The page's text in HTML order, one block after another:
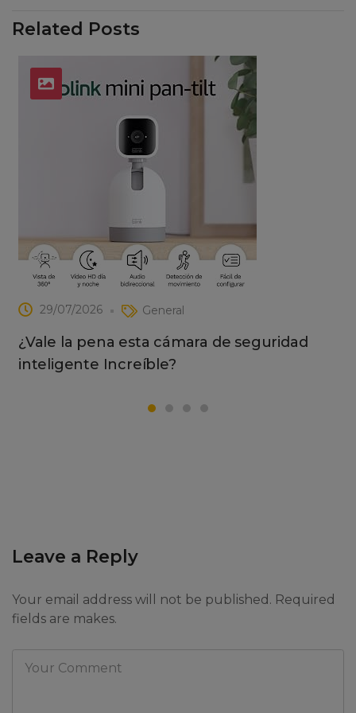
Related Posts
29/07/2026 General
¿Vale la pena esta cámara de seguridad
inteligente Increíble?
Leave a Reply
Your email address will not be published. Required
fields are makes.